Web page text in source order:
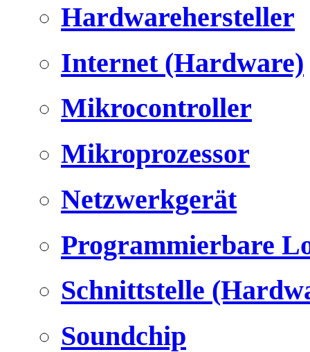
Hardwarehersteller
Internet (Hardware)
Mikrocontroller
Mikroprozessor
Netzwerkgerät
Programmierbare
Schnittstelle
Soundchip